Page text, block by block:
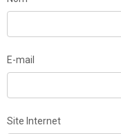
E-mail
Site Internet